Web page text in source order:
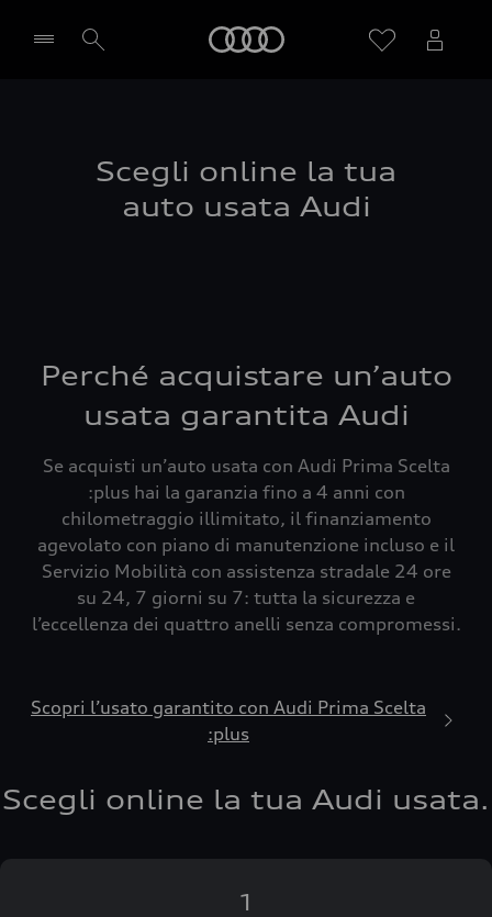
Scegli online la tua
auto usata Audi
Perché acquistare un’auto
usata garantita Audi
Se acquisti un’auto usata con Audi Prima Scelta
:plus hai la garanzia fino a 4 anni con
chilometraggio illimitato, il finanziamento
agevolato con piano di manutenzione incluso e il
Servizio Mobilità con assistenza stradale 24 ore
su 24, 7 giorni su 7: tutta la sicurezza e
l’eccellenza dei quattro anelli senza compromessi.
Scopri l’usato garantito con Audi Prima Scelta
:plus
Scegli online la tua Audi usata.
1